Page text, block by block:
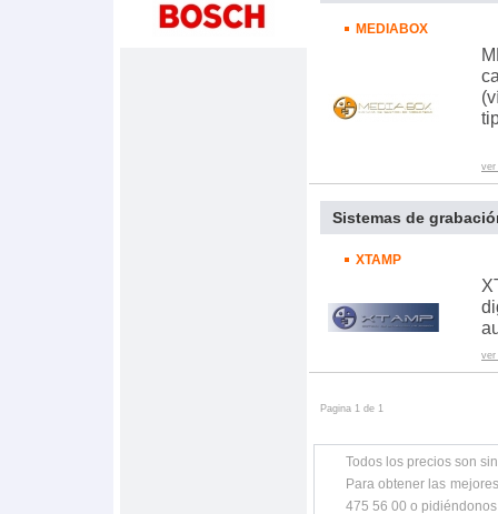
MEDIABOX
ver
Sistemas de
XTAMP
ver
Pagina 1 de 1
Todos los precios son
Para obtener las
475 56 00 o